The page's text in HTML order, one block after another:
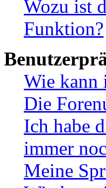
Wozu ist
Funktion?
Wie kann
Die
Ich habe
immer
Meine